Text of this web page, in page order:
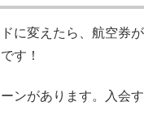
に変えたら、航空券
す！
ンがあります。入会